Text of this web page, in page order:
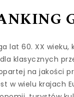
lat 60. XX
klasycznych
na jakości
w wielu krajach